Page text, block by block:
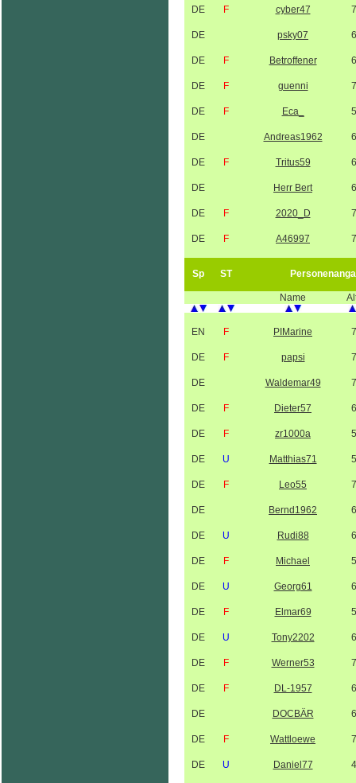
DE F cyber47
DE psky07
DE F Betroffener
DE F guenni
DE F Eca_
DE Andreas1962
DE F Tritus59
DE Herr Bert
DE F 2020_D
DE F A46997
Sp ST
Name
EN F PIMarine
DE F papsi
DE Waldemar49
DE F Dieter57
DE F zr1000a
DE U Matthias71
DE F Leo55
DE Bernd1962
DE U Rudi88
DE F Michael
DE U Georg61
DE F Elmar69
DE U Tony2202
DE F Werner53
DE F DL-1957
DE DOCBÄR
DE F Wattloewe
DE U Daniel77